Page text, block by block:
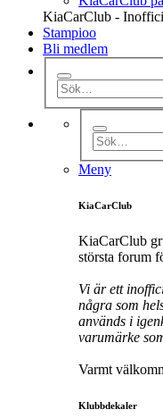
KiaCarClub -
Stampioo
Bli medlem
Meny
KiaCarClub
KiaCarClub
största forum
Vi är ett
några som
används i
varumärke
Varmt
Klubbdekaler